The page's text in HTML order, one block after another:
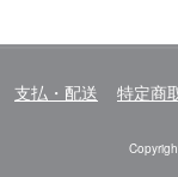
支払・配送 特定商